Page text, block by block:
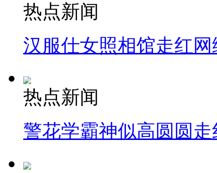
热点新闻
汉服仕女照相馆走红网
热点新闻
警花学霸神似高圆圆走